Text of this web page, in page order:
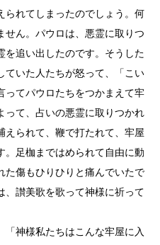
られてしまったのでしょう。何
せん。パウロは、悪霊に取りつ
を追い出したのです。そうした
ていた人たちが怒って、「こい
ってパウロたちをつかまえて牢
って、占いの悪霊に取りつかれ
えられて、鞭で打たれて、牢屋
。足枷まではめられて自由に動
た傷もひりひりと痛んでいたで
、讃美歌を歌って神様に祈って
神様私たちはこんな牢屋に入